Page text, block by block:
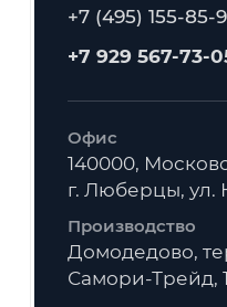
+7 (495) 155-85-
+7 929 567-73-
Офис
140000,
г. Люберцы, ул.
Производство
Домодедово,
Самори-Трейд,